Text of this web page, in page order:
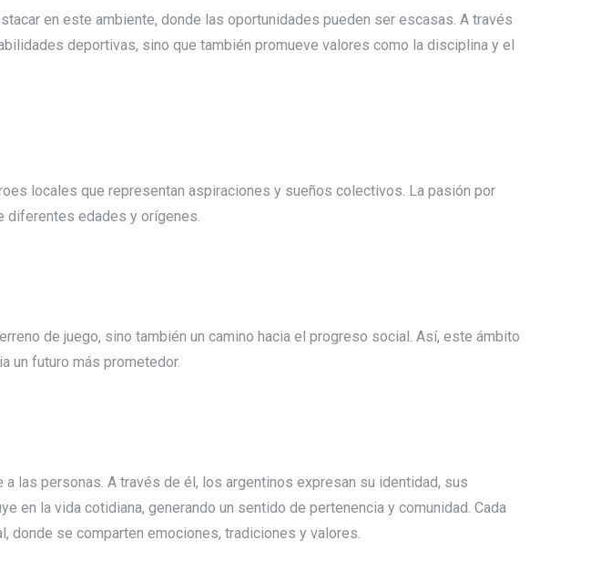
en este ambiente, donde las oportunidades pueden ser escasas. A través
deportivas, sino que también promueve valores como la disciplina y el
locales que representan aspiraciones y sueños colectivos. La pasión por
diferentes edades y orígenes.
de juego, sino también un camino hacia el progreso social. Así, este ámbito
un futuro más prometedor.
las personas. A través de él, los argentinos expresan su identidad, sus
la vida cotidiana, generando un sentido de pertenencia y comunidad. Cada
donde se comparten emociones, tradiciones y valores.